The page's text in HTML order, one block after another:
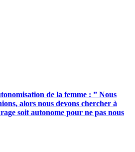
de la femme : ” Nous
alors nous devons chercher à
soit autonome pour ne pas nous